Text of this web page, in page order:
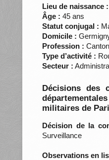
Lieu de naissance :
Âge : 45 ans
Statut conjugal :
Domicile :
Profession :
Type d’activité :
Secteur :
Décisions des
militaires de
Décision de la
Surveillance
Observations en